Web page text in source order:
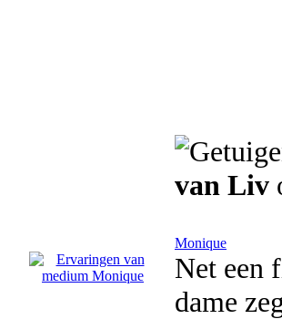
van Liv
Monique
Net een
dame